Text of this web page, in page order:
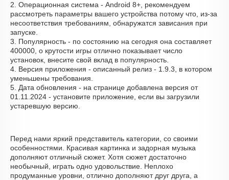
2. Операционная система - Android 8+, рекомендуем
рассмотреть параметры вашего устройства потому что, из-за
несоответствия требованиям, обнаружатся зависания при
запуске.
3. Популярность - по состоянию на сегодня она составляет
400000, о крутости игры отлично показывает число
установок, внесите свой вклад в популярность.
4. Версия приложения - описанный релиз - 1.9.3, в котором
уменьшены требования.
5. Дата обновления - на странице добавлена версия от
01.11.2024 - установите приложение, если вы загрузили
устаревшую версию.
Перед нами яркий представитель категории, со своими
особенностями. Красивая картинка и задорная музыка
дополняют отличный сюжет. Хотя сюжет достаточно
необычный, играть одно удовольствие. Неплохо
продуманные уровни, отлично дополняют друг друга, а